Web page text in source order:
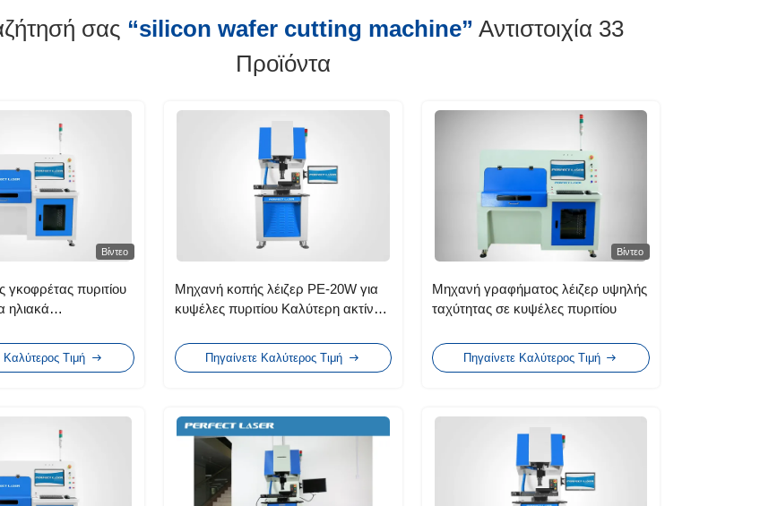
σας “silicon wafer cutting machine” Αντιστοιχία 33
Προϊόντα
Βίντεο
πυριτίου
ηλιακά
Καλύτερος Τιμή
Μηχανή κοπής λέιζερ PE-20W για
κυψέλες πυριτίου Καλύτερη ακτίνα
Πηγαίνετε Καλύτερος Τιμή
Βίντεο
Μηχανή γραφήματος λέιζερ υψηλής
ταχύτητας σε κυψέλες πυριτίου
Πηγαίνετε Καλύτερος Τιμή